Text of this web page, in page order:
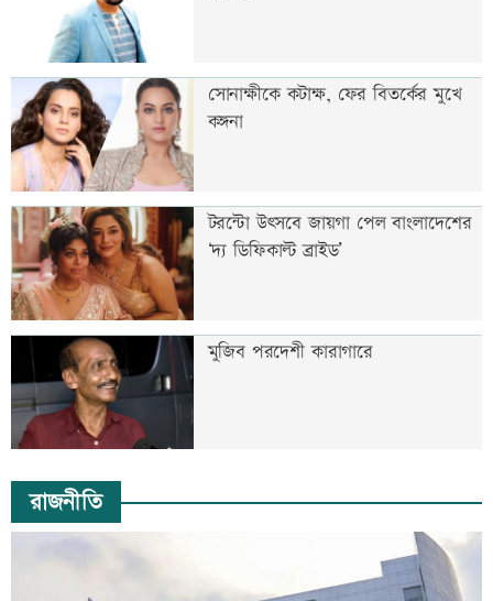
সোনাক্ষীকে কটাক্ষ, ফের বিতর্কের মুখে
কঙ্গনা
টরন্টো উৎসবে জায়গা পেল বাংলাদেশের
‘দ্য ডিফিকাল্ট ব্রাইড’
মুজিব পরদেশী কারাগারে
রাজনীতি